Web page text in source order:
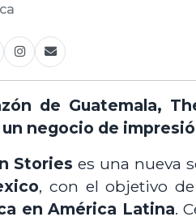
de Guatemala,
negocio de
Stories es una nueva
, con el objetivo de
en América Latina.